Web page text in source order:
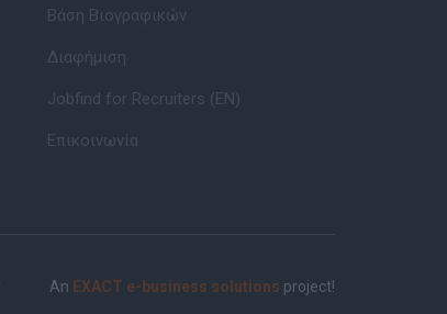
Βάση Βιογραφικών
Διαφήμιση
Jobfind for Recruiters (EN)
Επικοινωνία
An EXACT e-business solutions project!